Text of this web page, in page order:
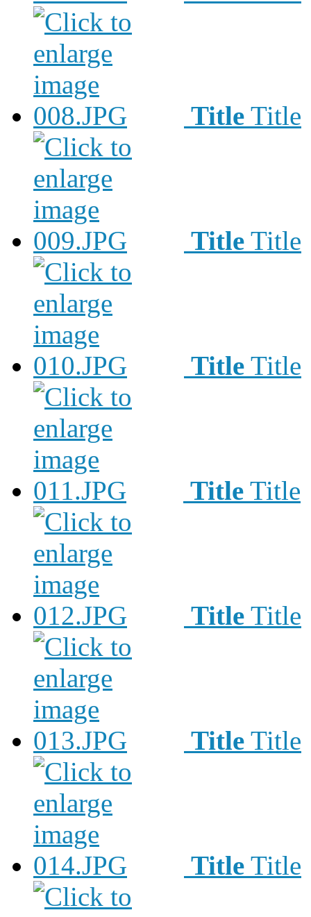
Title Title
Title Title
Title Title
Title Title
Title Title
Title Title
Title Title